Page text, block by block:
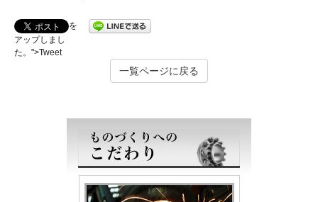
を
アップしまし
た。">Tweet
一覧ページに戻る